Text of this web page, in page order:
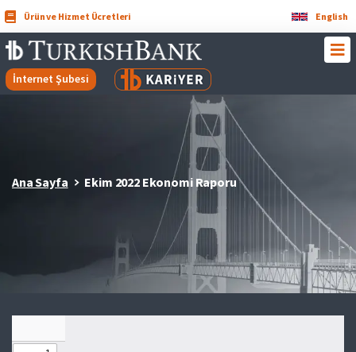
English
Ürün ve Hizmet Ücretleri
İnternet Şubesi
Ana Sayfa Ekim 2022 Ekonomi Raporu